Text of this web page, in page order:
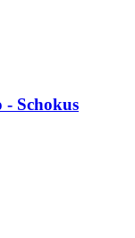
Schokus